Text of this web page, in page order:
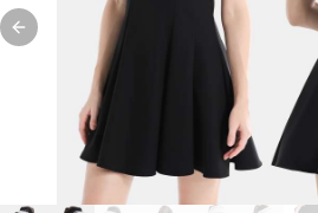
Previous slide